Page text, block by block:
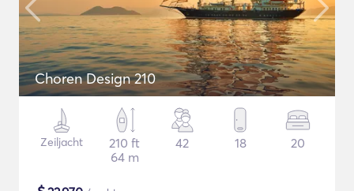
Choren Design 210
Zeiljacht
210 ft
64 m
42 18 20